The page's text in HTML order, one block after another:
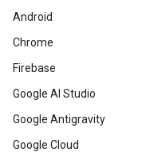
Android
Chrome
Firebase
Google AI Studio
Google Antigravity
Google Cloud